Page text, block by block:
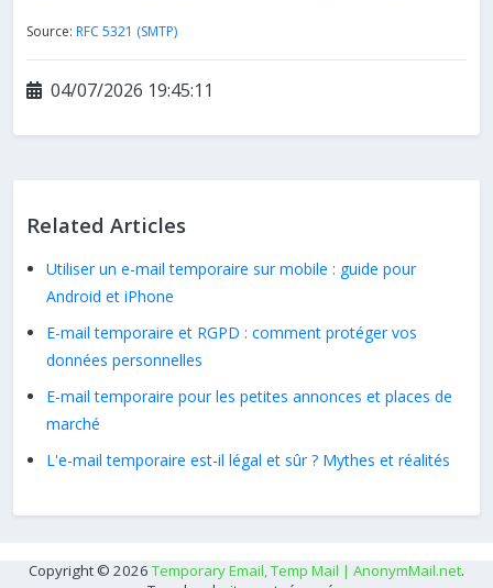
Source: RFC 5321 (SMTP)
04/07/2026 19:45:11
Related Articles
Utiliser un e-mail temporaire sur mobile : guide pour
Android et iPhone
E-mail temporaire et RGPD : comment protéger vos
données personnelles
E-mail temporaire pour les petites annonces et places de
marché
L'e-mail temporaire est-il légal et sûr ? Mythes et réalités
Copyright © 2026 Temporary Email, Temp Mail | AnonymMail.net.